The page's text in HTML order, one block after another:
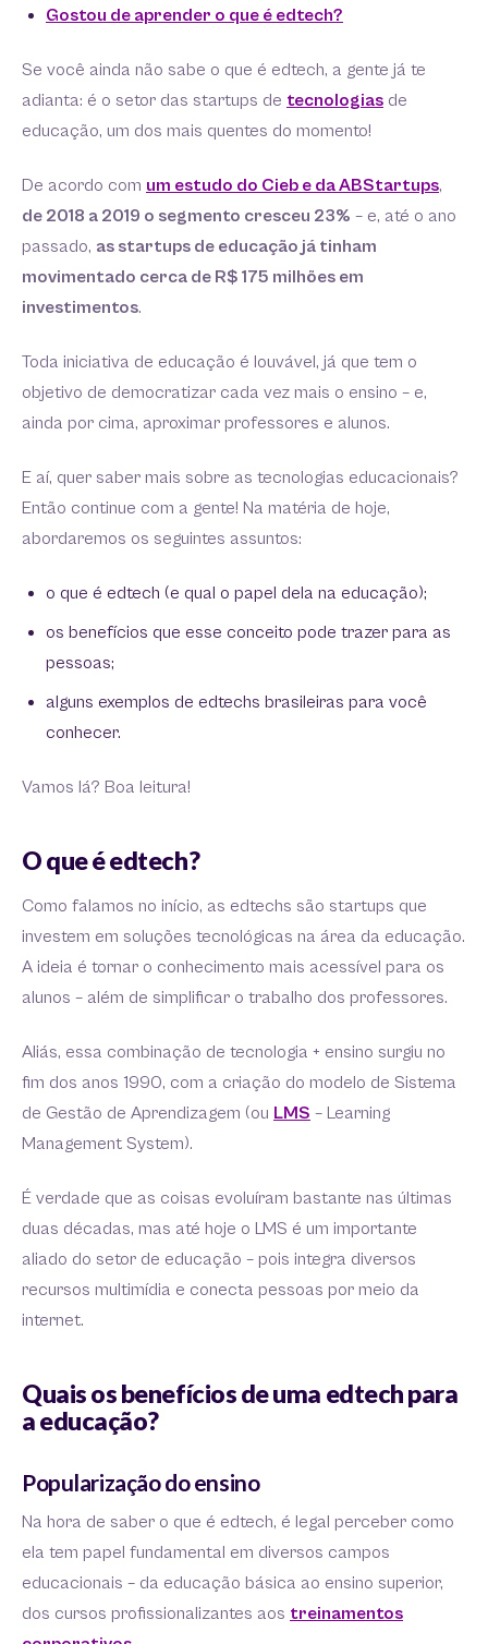
Gostou de aprender o que é edtech?
Se você ainda não sabe o que é edtech, a gente já te
adianta: é o setor das startups de tecnologias de
educação, um dos mais quentes do momento!
De acordo com um estudo do Cieb e da ABStartups,
de 2018 a 2019 o segmento cresceu 23% – e, até o ano
passado, as startups de educação já tinham
movimentado cerca de R$ 175 milhões em
investimentos.
Toda iniciativa de educação é louvável, já que tem o
objetivo de democratizar cada vez mais o ensino – e,
ainda por cima, aproximar professores e alunos.
E aí, quer saber mais sobre as tecnologias educacionais?
Então continue com a gente! Na matéria de hoje,
abordaremos os seguintes assuntos:
o que é edtech (e qual o papel dela na educação);
os benefícios que esse conceito pode trazer para as
pessoas;
alguns exemplos de edtechs brasileiras para você
conhecer.
Vamos lá? Boa leitura!
O que é edtech?
Como falamos no início, as edtechs são startups que
investem em soluções tecnológicas na área da educação.
A ideia é tornar o conhecimento mais acessível para os
alunos – além de simplificar o trabalho dos professores.
Aliás, essa combinação de tecnologia + ensino surgiu no
fim dos anos 1990, com a criação do modelo de Sistema
de Gestão de Aprendizagem (ou LMS – Learning
Management System).
É verdade que as coisas evoluíram bastante nas últimas
duas décadas, mas até hoje o LMS é um importante
aliado do setor de educação – pois integra diversos
recursos multimídia e conecta pessoas por meio da
internet.
Quais os benefícios de uma edtech para
a educação?
Popularização do ensino
Na hora de saber o que é edtech, é legal perceber como
ela tem papel fundamental em diversos campos
educacionais – da educação básica ao ensino superior,
dos cursos profissionalizantes aos treinamentos